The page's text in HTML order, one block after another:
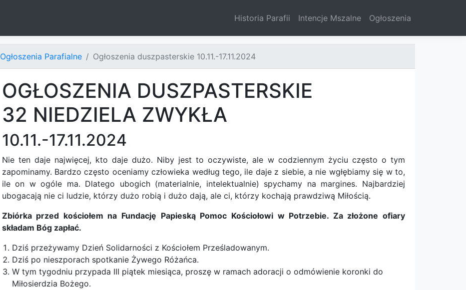
Historia Parafii Intencje Mszalne Ogłoszenia
Ogłoszenia Parafialne Ogłoszenia duszpasterskie 10.11.-17.11.2024
OGŁOSZENIA DUSZPASTERSKIE
32 NIEDZIELA ZWYKŁA
10.11.-17.11.2024
Nie ten daje najwięcej, kto daje dużo. Niby jest to oczywiste, ale w codziennym życiu często o tym
zapominamy. Bardzo często oceniamy człowieka według tego, ile daje z siebie, a nie wgłębiamy się w to,
ile on w ogóle ma. Dlatego ubogich (materialnie, intelektualnie) spychamy na margines. Najbardziej
ubogacają nie ci ludzie, którzy dużo robią i dużo dają, ale ci, którzy kochają prawdziwą Miłością.
Zbiórka przed kościołem na Fundację Papieską Pomoc Kościołowi w Potrzebie. Za złożone ofiary
składam Bóg zapłać.
Dziś przeżywamy Dzień Solidarności z Kościołem Prześladowanym.
Dziś po nieszporach spotkanie Żywego Różańca.
W tym tygodniu przypada III piątek miesiąca, proszę w ramach adoracji o odmówienie koronki do
Miłosierdzia Bożego.